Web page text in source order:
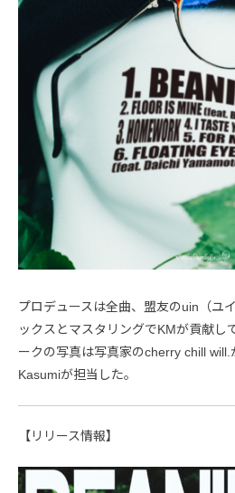
プロデュースは全曲、盟友のuin（ユ
ックスとマスタリングでKMが貢献し
ークの写真は写真家のcherry chill
Kasumiが担当した。
【リリース情報】